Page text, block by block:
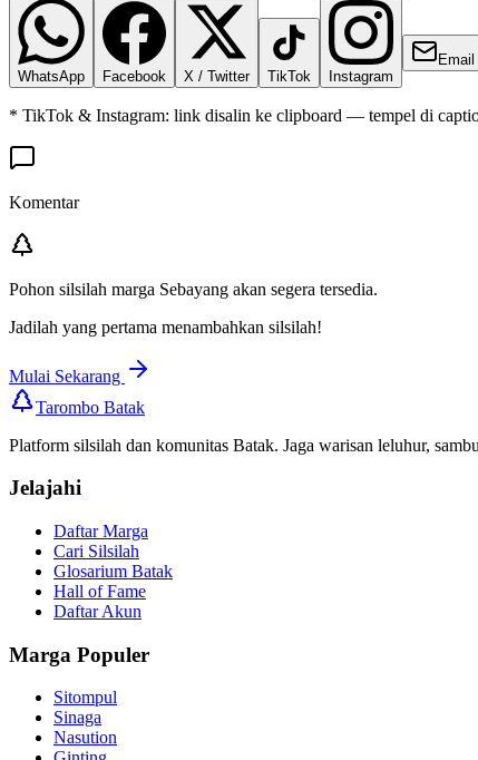
WhatsApp Facebook X / Twitter TikTok Instagram
Email
* TikTok & Instagram: link disalin ke clipboard — tempel di
Komentar
Pohon silsilah marga Sebayang akan segera tersedia.
Jadilah yang pertama menambahkan silsilah!
Mulai Sekarang
Tarombo Batak
Platform silsilah dan komunitas Batak. Jaga warisan leluhur,
Jelajahi
Daftar Marga
Cari Silsilah
Glosarium Batak
Hall of Fame
Daftar Akun
Marga Populer
Sitompul
Sinaga
Nasution